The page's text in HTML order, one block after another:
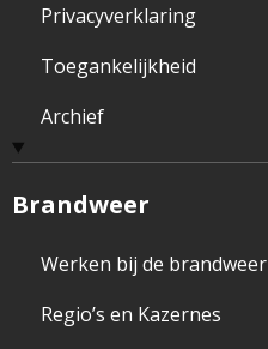
Privacyverklaring
Toegankelijkheid
Archief
Brandweer
Werken bij de brandweer
Regio’s en Kazernes